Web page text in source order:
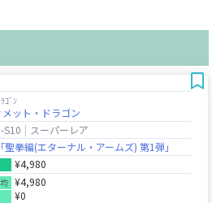
ｺﾞﾝ
メット・ドラゴン
S10
スーパーレア
聖拳編(エターナル・アームズ) 第1弾」
¥4,980
¥4,980
¥0